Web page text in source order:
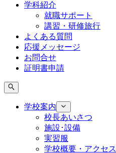
学科紹介
就職サポート
講習・研修旅行
よくある質問
応援メッセージ
お問合せ
証明書申請
学校案内
校長あいさつ
施設･設備
実習服
学校概要・アクセス